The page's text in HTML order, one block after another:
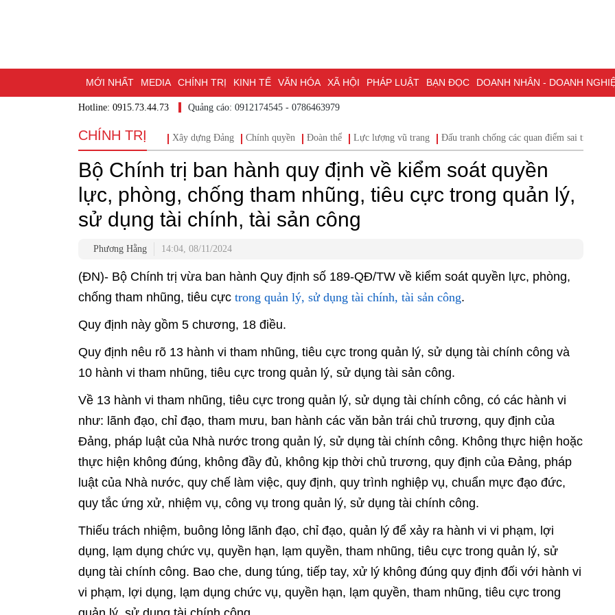
MỚI NHẤT MEDIA CHÍNH TRỊ KINH TẾ VĂN HÓA XÃ HỘI PHÁP LUẬT BẠN ĐỌC DOANH NHÂN - DOANH
DU LỊCH - ẨM THỰC CHUYỂN ĐỔI SỐ THỂ THAO ĐỒNG NAI & NGHỊ QUYẾT 57
ĐẶT BÁO BẠN CẦN BIẾT CHẠM 95 - KHÁM PHÁ ĐỒNG NAI ĐẠI HỘI ĐẠI BIỂU TOÀN QUỐC LẦN THỨ XIV CỦA ĐẢNG
MỘT LƯỚT HIỂU LUẬT NHỊP CẦU NHÂN ÁI THÀNH PHỐ ĐỒNG NAI
Hotline: 0915.73.44.73 Quảng cáo: 0912174545 - 0786463979
CHÍNH TRỊ
Xây dựng Đảng Chính quyền Đoàn thể Lực lượng vũ trang Đấu tranh chống các quan điểm sai trái
Bộ Chính trị ban hành quy định về kiểm soát quyền
lực, phòng, chống tham nhũng, tiêu cực trong quản lý,
sử dụng tài chính, tài sản công
Phương Hằng 14:04, 08/11/2024
(ĐN)- Bộ Chính trị vừa ban hành Quy định số 189-QĐ/TW về kiểm soát quyền lực, phòng,
chống tham nhũng, tiêu cực trong quản lý, sử dụng tài chính, tài sản công.
Quy định này gồm 5 chương, 18 điều.
Quy định nêu rõ 13 hành vi tham nhũng, tiêu cực trong quản lý, sử dụng tài chính công và
10 hành vi tham nhũng, tiêu cực trong quản lý, sử dụng tài sản công.
Về 13 hành vi tham nhũng, tiêu cực trong quản lý, sử dụng tài chính công, có các hành vi
như: lãnh đạo, chỉ đạo, tham mưu, ban hành các văn bản trái chủ trương, quy định của
Đảng, pháp luật của Nhà nước trong quản lý, sử dụng tài chính công. Không thực hiện hoặc
thực hiện không đúng, không đầy đủ, không kịp thời chủ trương, quy định của Đảng, pháp
luật của Nhà nước, quy chế làm việc, quy định, quy trình nghiệp vụ, chuẩn mực đạo đức,
quy tắc ứng xử, nhiệm vụ, công vụ trong quản lý, sử dụng tài chính công.
Thiếu trách nhiệm, buông lỏng lãnh đạo, chỉ đạo, quản lý để xảy ra hành vi vi phạm, lợi
dụng, lạm dụng chức vụ, quyền hạn, lạm quyền, tham nhũng, tiêu cực trong quản lý, sử
dụng tài chính công. Bao che, dung túng, tiếp tay, xử lý không đúng quy định đối với hành vi
vi phạm, lợi dụng, lạm dụng chức vụ, quyền hạn, lạm quyền, tham nhũng, tiêu cực trong